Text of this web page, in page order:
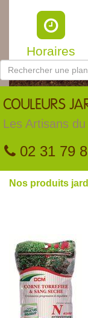
Horaires
COULEURS
Les Artisans du
02 31 79
Nos produits